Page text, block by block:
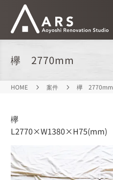
欅 2770mm
HOME 5 案件 5 欅 2770mm
欅
L2770×W1380×H75(mm)